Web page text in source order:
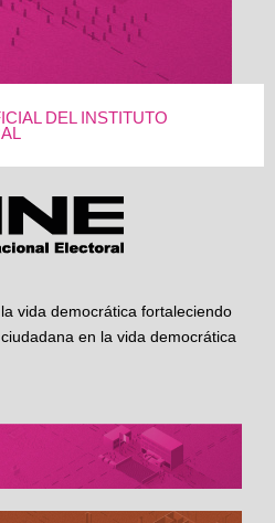
DEL INSTITUTO
vida democrática fortaleciendo
en la vida democrática